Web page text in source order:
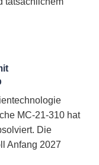
MC-21-310 hat
Die
Anfang 2027